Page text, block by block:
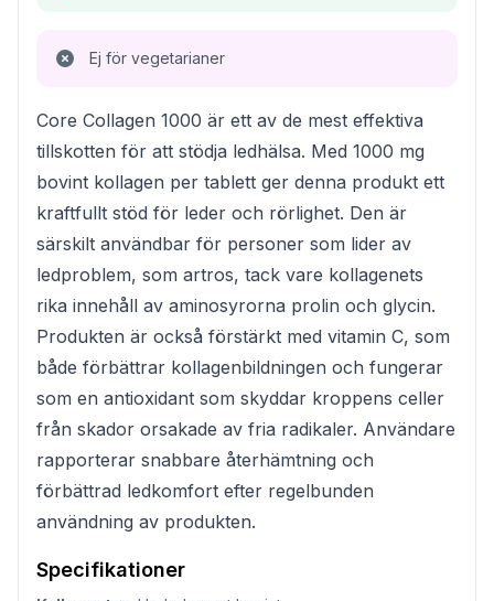
Ej för vegetarianer
Core Collagen 1000 är ett av de mest effektiva
tillskotten för att stödja ledhälsa. Med 1000 mg
bovint kollagen per tablett ger denna produkt ett
kraftfullt stöd för leder och rörlighet. Den är
särskilt användbar för personer som lider av
ledproblem, som artros, tack vare kollagenets
rika innehåll av aminosyrorna prolin och glycin.
Produkten är också förstärkt med vitamin C, som
både förbättrar kollagenbildningen och fungerar
som en antioxidant som skyddar kroppens celler
från skador orsakade av fria radikaler. Användare
rapporterar snabbare återhämtning och
förbättrad ledkomfort efter regelbunden
användning av produkten.
Specifikationer